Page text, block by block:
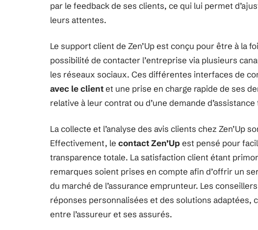
par le feedback de ses clients, ce qui lui permet
leurs attentes.
Le support client de Zen’Up est conçu pour être à la
possibilité de contacter l’entreprise via plusieurs
les réseaux sociaux. Ces différentes interfaces de
avec le clientet une prise en charge rapide de ses
relative à leur contrat ou d’une demande
La collecte et l’analyse des avis clients chez Zen’Up
Effectivement, le contact Zen’Upest pensé pour
transparence totale. La satisfaction client étant
remarques soient prises en compte afin d’offrir un
du marché de l’assurance emprunteur. Les
réponses personnalisées et des solutions adaptées,
entre l’assureur et ses assurés.